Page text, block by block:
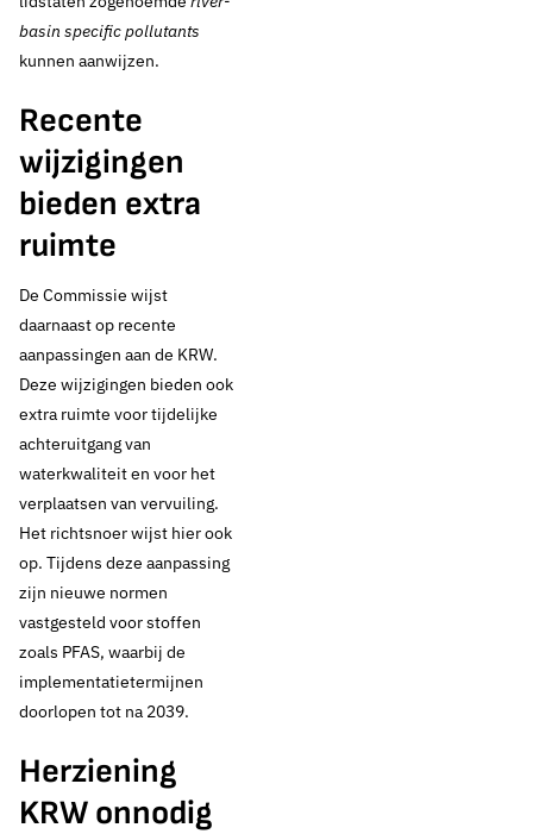
Europese Commissie
schetst ruimte
binnen KRW:
herziening niet nodig
Thema's:
Europese regelgeving
basin specific pollutants
kunnen aanwijzen.
Recente
wijzigingen
bieden extra
ruimte
De Commissie wijst
daarnaast op recente
aanpassingen aan de KRW.
Deze wijzigingen bieden ook
extra ruimte voor tijdelijke
achteruitgang van
waterkwaliteit en voor het
verplaatsen van vervuiling.
Het richtsnoer wijst hier ook
op. Tijdens deze aanpassing
zijn nieuwe normen
vastgesteld voor stoffen
zoals PFAS, waarbij de
implementatietermijnen
doorlopen tot na 2039.
Herziening
KRW onnodig